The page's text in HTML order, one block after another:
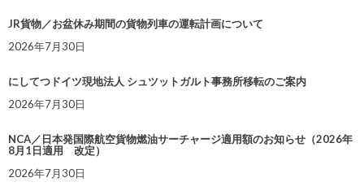
JR貨物／お盆休み期間の貨物列車の運転計画について
2026年7月30日
にしてつドイツ現地法人 シュツットガルト事務所移転のご案内
2026年7月30日
NCA／日本発国際航空貨物燃油サーチャージ適用額のお知らせ（2026年
8月1日適用 改定）
2026年7月30日